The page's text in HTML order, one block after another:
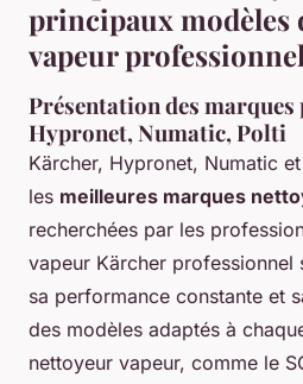
principaux modèles
vapeur
Présentation des marques
Hypronet, Numatic, Polti
Kärcher, Hypronet, Numatic
les meilleures marques
recherchées par les
vapeur Kärcher professionnel
sa performance constante et
des modèles adaptés à
nettoyeur vapeur, comme le